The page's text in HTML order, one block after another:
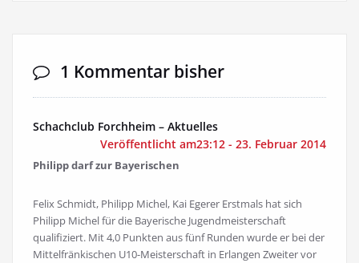
1 Kommentar bisher
Schachclub Forchheim – Aktuelles
Veröffentlicht am23:12 - 23. Februar 2014
Philipp darf zur Bayerischen
Felix Schmidt, Philipp Michel, Kai Egerer Erstmals hat sich
Philipp Michel für die Bayerische Jugendmeisterschaft
qualifiziert. Mit 4,0 Punkten aus fünf Runden wurde er bei der
Mittelfränkischen U10-Meisterschaft in Erlangen Zweiter vor